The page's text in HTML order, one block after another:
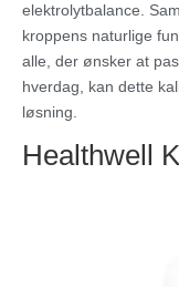
elektrolytbalance.
kroppens naturlige
alle, der ønsker at
hverdag, kan dette
løsning.
Healthwell